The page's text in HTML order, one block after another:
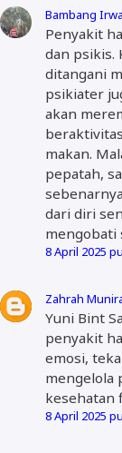
Bambang
Penyakit
dan psikis.
ditangani
psikiater
akan
makan.
pepatah,
dari diri
mengobati
8 April 2025
Zahrah
Yuni Bint
penyakit
emosi,
mengelola
kesehatan
8 April 2025